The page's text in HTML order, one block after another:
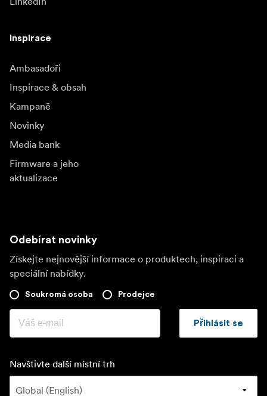
Inspirace
Ambasadoři
Inspirace & obsah
Kampaně
Novinky
Media bank
Firmware a jeho
aktualizace
Odebírat novinky
Získejte nejnovější informace o produktech, inspiraci a
speciální nabídky.
Soukromá osoba Prodejce
Přihlásit se
Navštivte další místní trh